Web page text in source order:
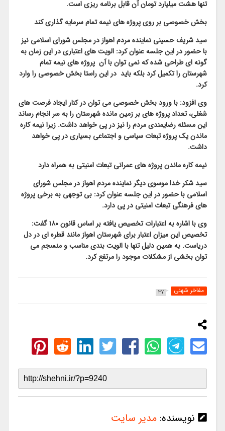
تنها هشت میلیارد تومان آن قابل برنامه ریزی است.
بخش خصوصی بر روی پروژه های نیمه تمام سرمایه گذاری کند
سید شریف حسینی نماینده مردم اهواز در مجلس شورای اسلامی نیز
با حضور در این جلسه عنوان کرد: الویت های اعتباری در این زمان به
گونه ای طراحی شده که نمی توان با آن پروژه های نیمه تمام
شهرستان را تکمیل کرد بلکه باید در این راستا بخش خصوصی را وارد
کرد.
وی افزود: با ورود بخش خصوصی می توان در کنار ایجاد فرصت های
شغلی، تعداد پروژه های بر زمین مانده شهرستان را به سر انجام رساند
این مسئله رضایمندی مردم را نیز در پی خواهد داشت. زیرا نیمه کاره
ماندن یک پروژه تبعات سیاسی و اجتماعی بسیاری در پی خواهد
داشت.
نیمه کاره ماندن پروژه های عمرانی تبعات امنیتی به همراه دارد
سید شکر خدا موسوی دیگر نماینده مردم اهواز در مجلس شورای
اسلامی با حضور در این جلسه عنوان کرد: بی توجهی به برخی پروژه
های فرهنگی تبعات امنیتی در پی دارد.
وی با اشاره به اعتبارات تخصیص یافته بر اساس قانون ۱۸۰ گفت:
تخصیص این میزان اعتبار برای شهرستان اهواز مانند قطره ای در دل
دریاست. به همین دلیل تنها با الویت بندی مناسب و منسجم می
توان بخشی از مشکلات موجود را مرتفع کرد.
مفاخر شهنی 37
نویسنده: مدیر سایت